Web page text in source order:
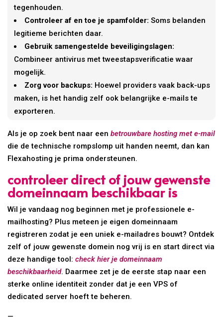
tegenhouden.
Controleer af en toe je spamfolder: Soms belanden
legitieme berichten daar.
Gebruik samengestelde beveiligingslagen:
Combineer antivirus met tweestapsverificatie waar
mogelijk.
Zorg voor backups: Hoewel providers vaak back-ups
maken, is het handig zelf ook belangrijke e-mails te
exporteren.
Als je op zoek bent naar eenbetrouwbare hosting met e-mail
die de technische rompslomp uit handen neemt, dan kan
Flexahosting je prima ondersteunen.
controleer direct of jouw gewenste
domeinnaam beschikbaar is
Wil je vandaag nog beginnen met je professionele e-
mailhosting? Plus meteen je eigen domeinnaam
registreren zodat je een uniek e-mailadres bouwt? Ontdek
zelf of jouw gewenste domein nog vrij is en start direct via
deze handige tool:check hier je domeinnaam
beschikbaarheid. Daarmee zet je de eerste stap naar een
sterke online identiteit zonder dat je een VPS of
dedicated server hoeft te beheren.